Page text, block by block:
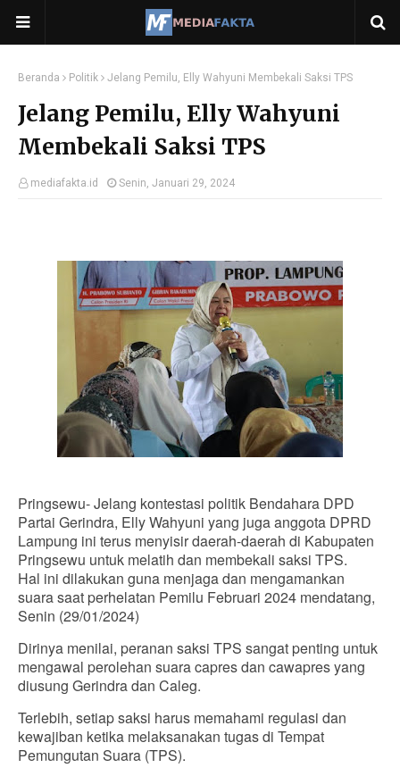
Beranda Politik Jelang Pemilu, Elly Wahyuni Membekali Saksi TPS
Jelang Pemilu, Elly Wahyuni
Membekali Saksi TPS
mediafakta.id Senin, Januari 29, 2024
Pringsewu- Jelang kontestasi politik Bendahara DPD
Partai Gerindra, Elly Wahyuni yang juga anggota DPRD
Lampung ini terus menyisir daerah-daerah di Kabupaten
Pringsewu untuk melatih dan membekali saksi TPS.
Hal ini dilakukan guna menjaga dan mengamankan
suara saat perhelatan Pemilu Februari 2024 mendatang,
Senin (29/01/2024)
Dirinya menilai, peranan saksi TPS sangat penting untuk
mengawal perolehan suara capres dan cawapres yang
diusung Gerindra dan Caleg.
Terlebih, setiap saksi harus memahami regulasi dan
kewajiban ketika melaksanakan tugas di Tempat
Pemungutan Suara (TPS).